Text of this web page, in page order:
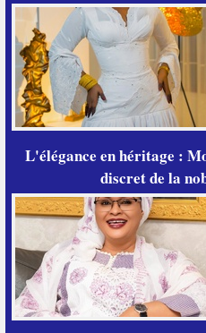
L'élégance en héritage :
discret de la